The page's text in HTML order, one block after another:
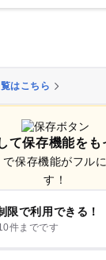
はこちら
て保存機能をも
保存機能がフル
す！
限で利用できる！
件までです